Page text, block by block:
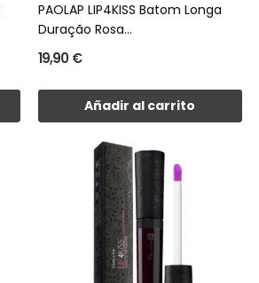
PAOLAP LIP4KISS Batom Longa
Duração Rosa...
19,90 €
Añadir al carrito